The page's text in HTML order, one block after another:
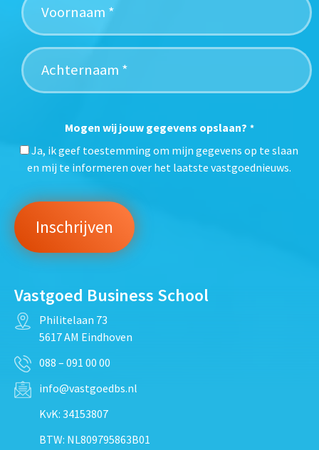
Mogen wij jouw gegevens opslaan? *
Ja, ik geef toestemming om mijn gegevens op te slaan
en mij te informeren over het laatste vastgoednieuws.
Vastgoed Business School
Philitelaan 73
5617 AM Eindhoven
088 – 091 00 00
info@vastgoedbs.nl
KvK: 34153807
BTW: NL809795863B01